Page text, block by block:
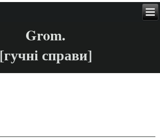
Grom.
[гучні справи]